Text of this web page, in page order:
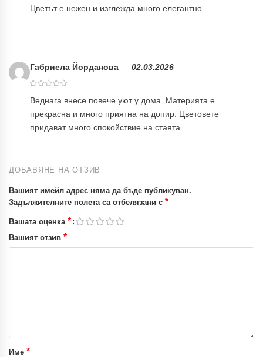
Цветът е нежен и изглежда много елегантно
Габриела Йорданова – 02.03.2026
Веднага внесе повече уют у дома. Материята е
прекрасна и много приятна на допир. Цветовете
придават много спокойствие на стаята
ДОБАВЯНЕ НА ОТЗИВ
Вашият имейл адрес няма да бъде публикуван.
Задължителните полета са отбелязани с *
Вашата оценка *
Вашият отзив *
Име *